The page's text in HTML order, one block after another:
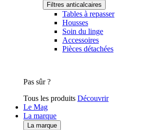
Filtres anticalcaires
Tables à repasser
Housses
Soin du linge
Accessoires
Pièces détachées
Pas sûr ?
Tous les produits Découvrir
Le Mag
La marque
La marque